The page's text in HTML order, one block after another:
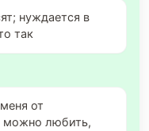
нуждается в
так
от
можно любить,